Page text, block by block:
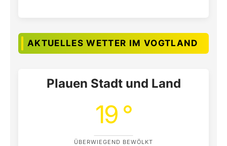
AKTUELLES WETTER IM VOGTLAND
Plauen Stadt und Land
19 °
ÜBERWIEGEND BEWÖLKT